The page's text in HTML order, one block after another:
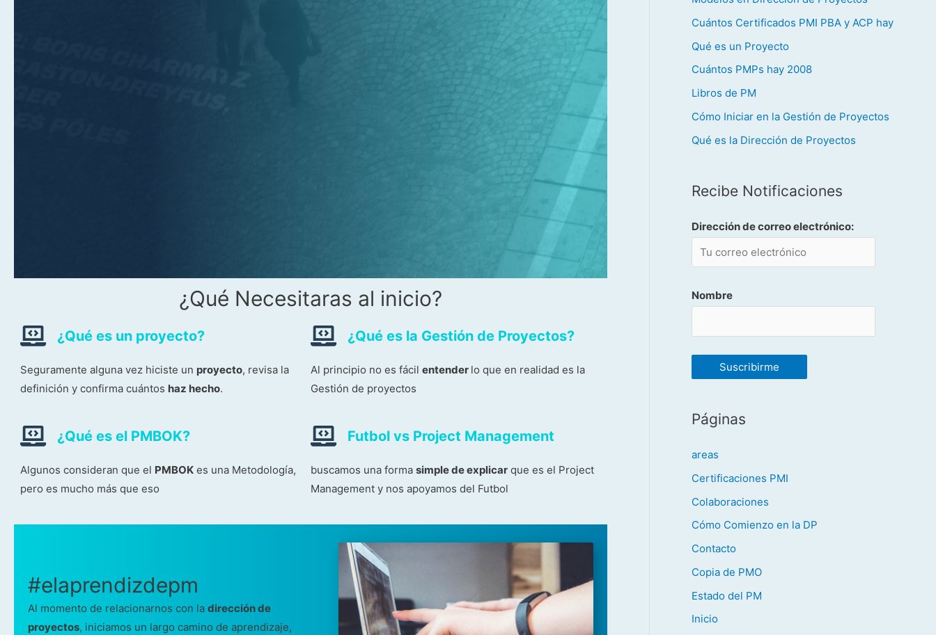
¿Qué Necesitaras al inicio?
¿Qué es un proyecto?
Seguramente alguna vez hiciste un proyecto, revisa la
definición y confirma cuántos haz hecho.
¿Qué es la Gestión de Proyectos?
Al principio no es fácil entender lo que en realidad es la
Gestión de proyectos
¿Qué es el PMBOK?
Algunos consideran que el PMBOKes una Metodología,
pero es mucho más que eso
Futbol vs Project Management
buscamos una forma simple de explicarque es el Project
Management y nos apoyamos del Futbol
#elaprendizdepm
Al momento de relacionarnos con la dirección de
proyectos, iniciamos un largo camino de aprendizaje,
Cuántos Certificados PMI PBA y ACP hay
Qué es un Proyecto
Cuántos PMPs hay 2008
Libros de PM
Cómo Iniciar en la Gestión de Proyectos
Qué es la Dirección de Proyectos
Recibe Notificaciones
Dirección de correo electrónico:
Nombre
Páginas
areas
Certificaciones PMI
Colaboraciones
Cómo Comienzo en la DP
Contacto
Copia de PMO
Estado del PM
Inicio